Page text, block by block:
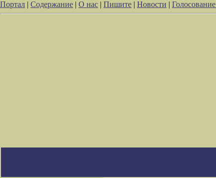
Портал | Содержание | О нас | Пишите | Новости | Голосование